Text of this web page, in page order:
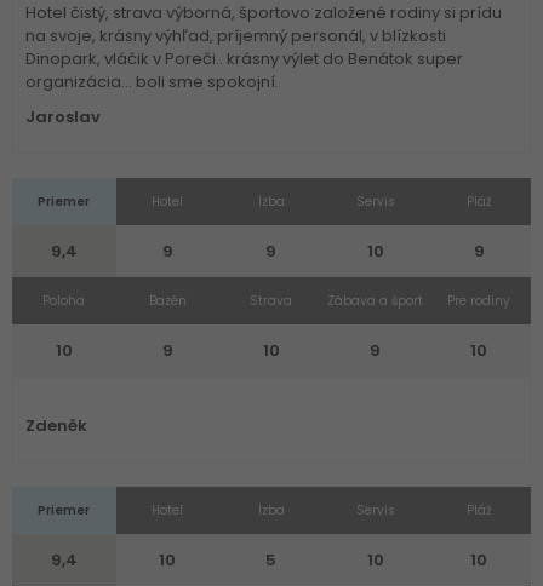
Hotel čistý, strava výborná, športovo založené rodiny si prídu
na svoje, krásny výhľad, príjemný personál, v blízkosti
Dinopark, vláčik v Poreči.. krásny výlet do Benátok super
organizácia... boli sme spokojní.
Jaroslav
Priemer
9,4
Hotel
9
Izba
9
Servis
10
Pláž
9
Poloha
10
Bazén
9
Strava
10
Zábava a šport
9
Pre rodiny
10
Zdeněk
Priemer
9,4
Hotel
10
Izba
5
Servis
10
Pláž
10